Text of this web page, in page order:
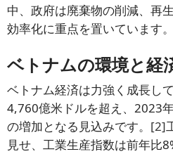
中、政府は廃棄物の削減、再
効率化に重点を置いています。
ベトナムの環境と経
ベトナム経済は力強く成長し
4,760億米ドルを超え、2023
の増加となる見込みです。 [2]
見せ、工業生産指数は前年比